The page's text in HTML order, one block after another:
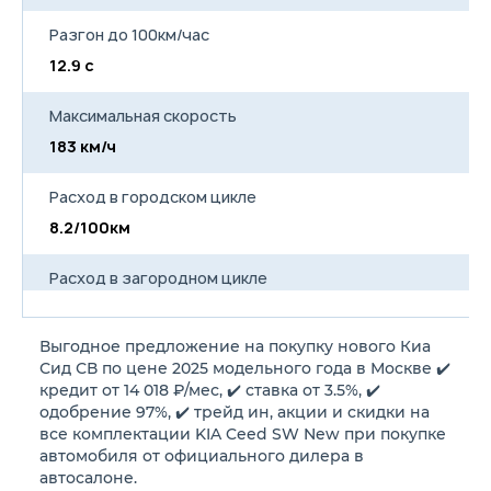
Разгон до 100км/час
12.9 с
Максимальная скорость
183 км/ч
Расход в городском цикле
8.2/100км
Расход в загородном цикле
Расход в смешанном цикле
6.5/100км
Объем топливного бака
50 л
Выгодное предложение на покупку нового Киа
Сид СВ по цене 2025 модельного года в Москве ✔️
кредит от 14 018 ₽/мес, ✔️ ставка от 3.5%, ✔️
одобрение 97%, ✔️ трейд ин, акции и скидки на
все комплектации KIA Ceed SW New при покупке
автомобиля от официального дилера в
автосалоне.